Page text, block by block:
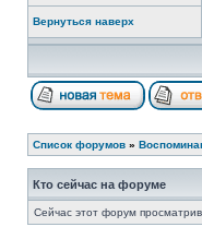
Вернуться наверх
Список форумов »
Кто сейчас на форуме
Сейчас этот форум